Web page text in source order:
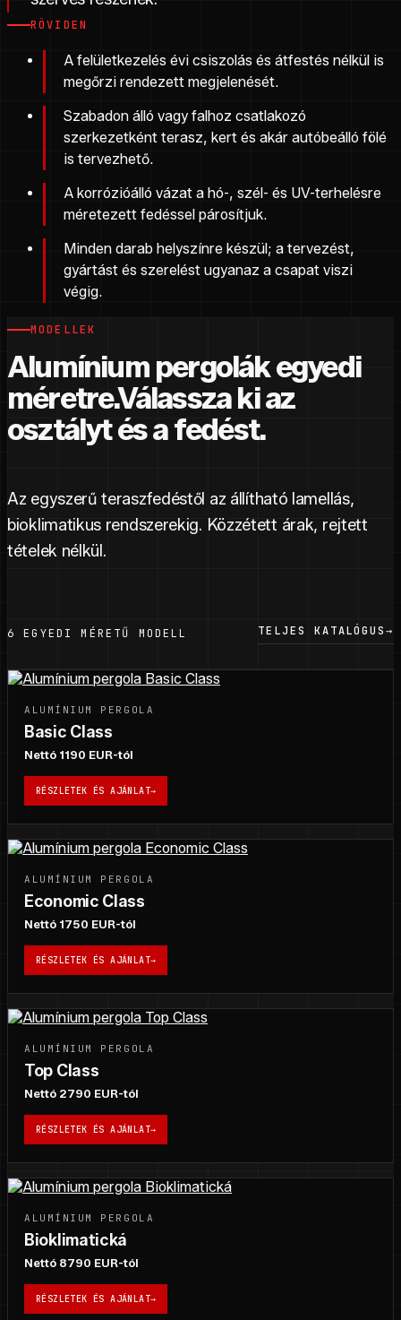
RÖVIDEN
A felületkezelés évi csiszolás és átfestés nélkül is
megőrzi rendezett megjelenését.
Szabadon álló vagy falhoz csatlakozó
szerkezetként terasz, kert és akár autóbeálló fölé
is tervezhető.
A korrózióálló vázat a hó-, szél- és UV-terhelésre
méretezett fedéssel párosítjuk.
Minden darab helyszínre készül; a tervezést,
gyártást és szerelést ugyanaz a csapat viszi
végig.
MODELLEK
Alumínium pergolák egyedi
méretre.Válassza ki az
osztályt és a fedést.
Az egyszerű teraszfedéstől az állítható lamellás,
bioklimatikus rendszerekig. Közzétett árak, rejtett
tételek nélkül.
6 EGYEDI MÉRETŰ MODELL TELJES KATALÓGUS→
ALUMÍNIUM PERGOLA
Basic Class
Nettó 1190 EUR-tól
RÉSZLETEK ÉS AJÁNLAT→
ALUMÍNIUM PERGOLA
Economic Class
Nettó 1750 EUR-tól
RÉSZLETEK ÉS AJÁNLAT→
ALUMÍNIUM PERGOLA
Top Class
Nettó 2790 EUR-tól
RÉSZLETEK ÉS AJÁNLAT→
ALUMÍNIUM PERGOLA
Bioklimatická
Nettó 8790 EUR-tól
RÉSZLETEK ÉS AJÁNLAT→